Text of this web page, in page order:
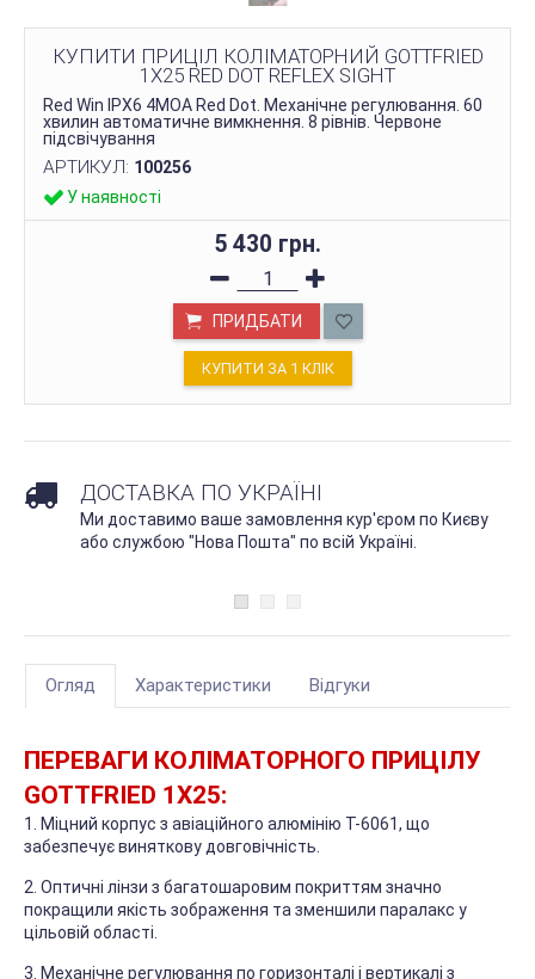
КУПИТИ ПРИЦІЛ КОЛІМАТОРНИЙ GOTTFRIED
1X25 RED DOT REFLEX SIGHT
Red Win IPX6 4MOA Red Dot. Механічне регулювання. 60
хвилин автоматичне вимкнення. 8 рівнів. Червоне
підсвічування
АРТИКУЛ: 100256
У наявності
5 430 грн.
ПРИДБАТИ
КУПИТИ ЗА 1 КЛIК
ДОСТАВКА ПО УКРАЇНІ
Ми доставимо ваше замовлення кур'єром по Києву
або службою "Нова Пошта" по всій Україні.
Огляд Характеристики Відгуки
ПЕРЕВАГИ КОЛІМАТОРНОГО ПРИЦІЛУ
GOTTFRIED 1X25:
1. Міцний корпус з авіаційного алюмінію T-6061, що
забезпечує виняткову довговічність.
2. Оптичні лінзи з багатошаровим покриттям значно
покращили якість зображення та зменшили паралакс у
цільовій області.
3. Механічне регулювання по горизонталі і вертикалі з